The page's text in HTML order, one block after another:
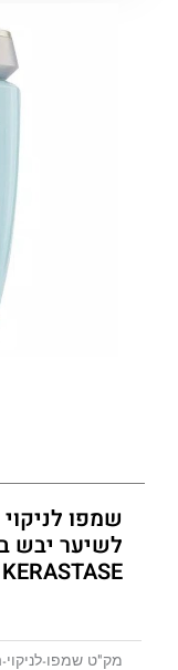
שמפו
לשיער יבש
KERASTASE
מק"ט שמפו-